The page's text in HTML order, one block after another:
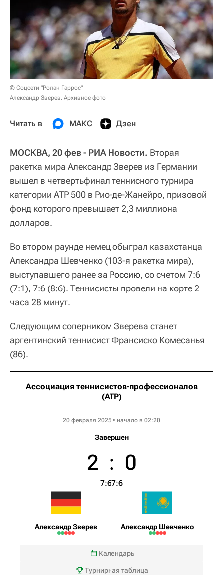
© Соцсети "Ролан Гаррос"
Александр Зверев. Архивное фото
Читать в МАКС Дзен
МОСКВА, 20 фев - РИА Новости. Вторая
ракетка мира Александр Зверев из Германии
вышел в четвертьфинал теннисного турнира
категории ATP 500 в Рио-де-Жанейро, призовой
фонд которого превышает 2,3 миллиона
долларов.
Во втором раунде немец обыграл казахстанца
Александра Шевченко (103-я ракетка мира),
выступавшего ранее за Россию, со счетом 7:6
(7:1), 7:6 (8:6). Теннисисты провели на корте 2
часа 28 минут.
Следующим соперником Зверева станет
аргентинский теннисист Франсиско Комесанья
(86).
Ассоциация теннисистов-профессионалов
(ATP)
20 февраля 2025 • начало в 02:20
Завершен
Александр Зверев
2 : 0
7:67:6
Александр Шевченко
Календарь
Турнирная таблица